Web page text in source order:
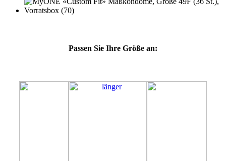
Passen Sie Ihre Größe an: